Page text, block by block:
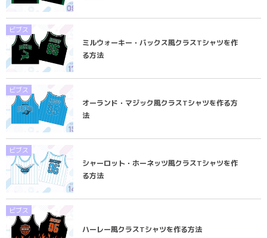
ビブス
ミルウォーキー・バックス風クラスTシャツを作
る方法
ビブス
オーランド・マジック風クラスTシャツを作る方
法
ビブス
シャーロット・ホーネッツ風クラスTシャツを作
る方法
ビブス
ハーレー風クラスTシャツを作る方法